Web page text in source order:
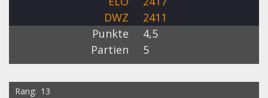
DWZ
2411
Punkte
4,5
Partien
5
Rang 13